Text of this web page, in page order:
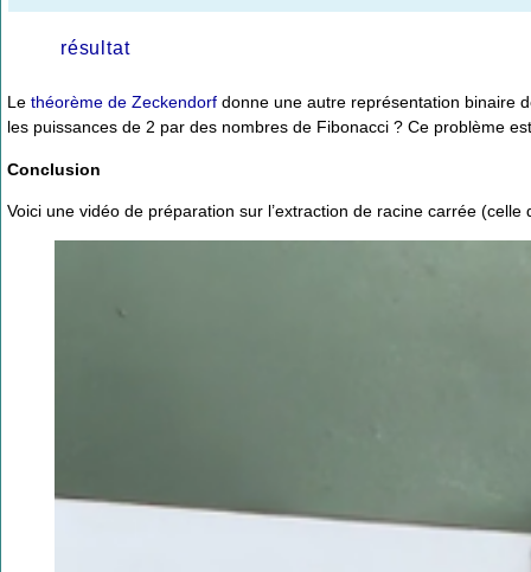
résultat
Le théorème de Zeckendorf donne une autre représentation binaire
les puissances de 2 par des nombres de Fibonacci ? Ce problème
Conclusion
Voici une vidéo de préparation sur l’extraction de racine carrée (celle